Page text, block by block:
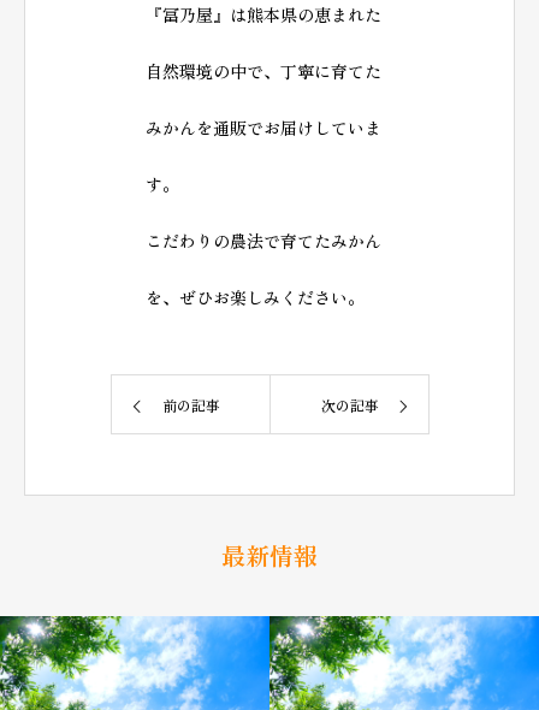
『冨乃屋』は熊本県の恵まれた
自然環境の中で、丁寧に育てた
みかんを通販でお届けしていま
す。
こだわりの農法で育てたみかん
を、ぜひお楽しみください。
前の記事 次の記事
最新情報